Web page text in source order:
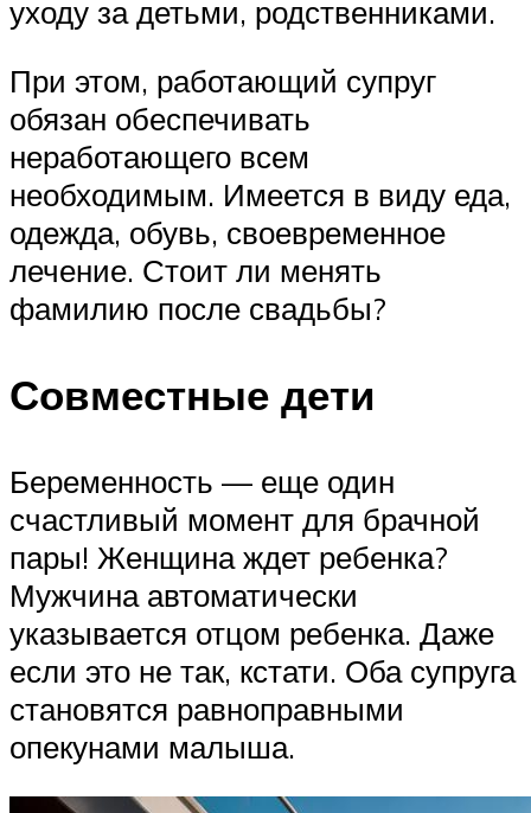
уходу за детьми, родственниками.
При этом, работающий супруг
обязан обеспечивать
неработающего всем
необходимым. Имеется в виду еда,
одежда, обувь, своевременное
лечение. Стоит ли менять
фамилию после свадьбы?
Совместные дети
Беременность — еще один
счастливый момент для брачной
пары! Женщина ждет ребенка?
Мужчина автоматически
указывается отцом ребенка. Даже
если это не так, кстати. Оба супруга
становятся равноправными
опекунами малыша.